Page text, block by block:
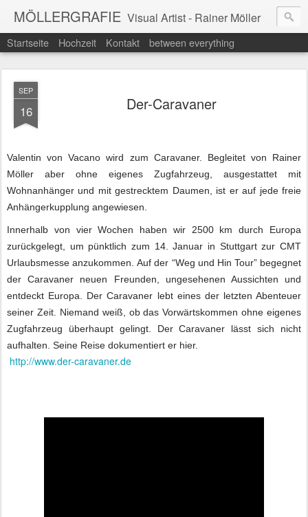
MÖLLERGRAFIE Visual Artist - Rainer Möller
Startseite Hochzeit Kontakt between everything
SEP
16 Der-Caravaner
Valentin von Vacano wird zum Caravaner. Begleitet von Rainer
Möller aber ohne eigenes Zugfahrzeug, ausgestattet mit
Wohnanhänger und mit gestrecktem Daumen, ist er auf jede freie
Anhängerkupplung angewiesen.
Innerhalb von vier Wochen haben wir 2500 km durch Europa
zurückgelegt, um pünktlich zum 14. Januar in Stuttgart zur CMT
Urlaubsmesse anzukommen.Auf der “Weg und Hin Tour” begegnet
der Caravaner neuen Freunden, ungesehenen Aussichten und
entdeckt Europa. Der Caravaner lebt eines der letzten Abenteuer
seiner Zeit. Niemand weiß, ob das Vorwärtskommen ohne eigenes
Zugfahrzeug überhaupt gelingt. Der Caravaner lässt sich nicht
aufhalten. Seine Reise dokumentiert er hier.
http://www.der-caravaner.de